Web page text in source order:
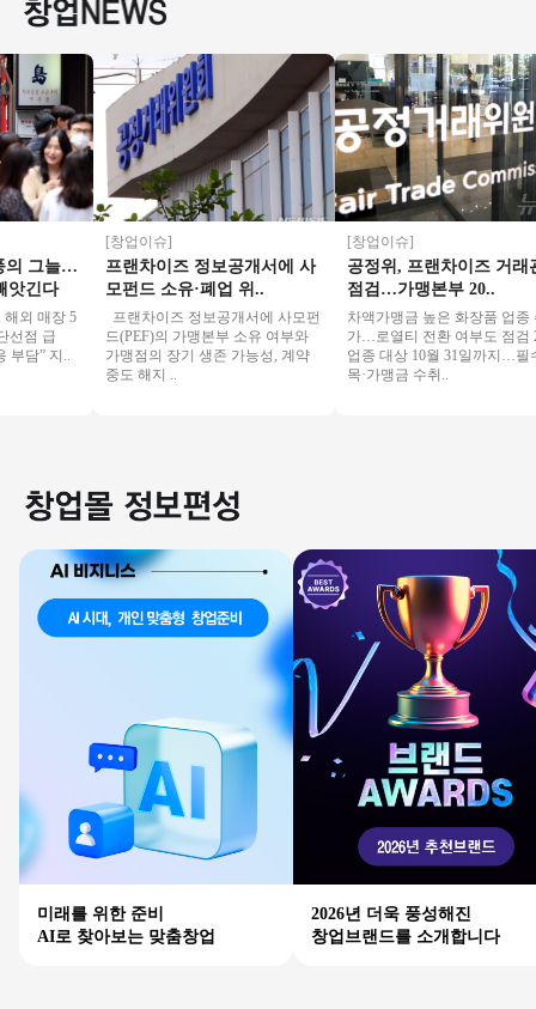
그늘…
다
매장 5
급
” 지..
[창업이슈]
프랜차이즈 정보공개서에 사
모펀드 소유·폐업 위..
프랜차이즈 정보공개서에 사모펀
드(PEF)의 가맹본부 소유 여부와
가맹점의 장기 생존 가능성, 계약
중도 해지 ..
[창업이슈]
공정위, 프랜차이즈 거래관
점검…가맹본부 20..
차액가맹금 높은 화장품 업종 추
가…로열티 전환 여부도 점검 21
업종 대상 10월 31일까지…필수품
목·가맹금 수취..
미래를 위한 준비
AI로 찾아보는 맞춤창업
2026년 더욱 풍성해진
창업브랜드를 소개합니다